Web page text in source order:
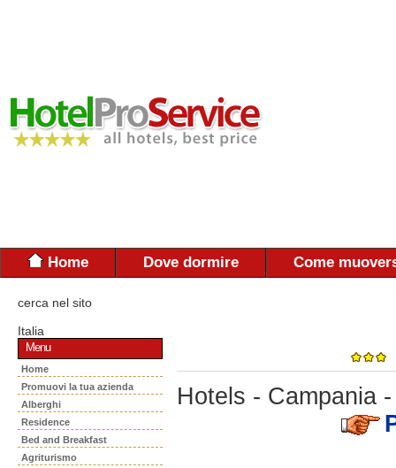
Home Dove dormire Come
cerca nel sito
Italia
Menu
Home
Promuovi la tua azienda
Alberghi
Residence
Bed and Breakfast
Agriturismo
Hotels - Campania